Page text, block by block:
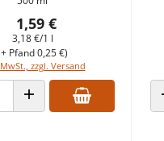
1,59 €
3,18 €/1 l
zzgl. Versand
Pfand 0,25 €)
ANZAHL ERHÖHEN